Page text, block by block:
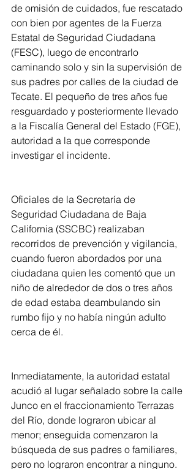
de omisión de cuidados, fue rescatado
con bien por agentes de la Fuerza
Estatal de Seguridad Ciudadana
(FESC), luego de encontrarlo
caminando solo y sin la supervisión de
sus padres por calles de la ciudad de
Tecate. El pequeño de tres años fue
resguardado y posteriormente llevado
a la Fiscalía General del Estado (FGE),
autoridad a la que corresponde
investigar el incidente.
Oficiales de la Secretaría de
Seguridad Ciudadana de Baja
California (SSCBC) realizaban
recorridos de prevención y vigilancia,
cuando fueron abordados por una
ciudadana quien les comentó que un
niño de alrededor de dos o tres años
de edad estaba deambulando sin
rumbo fijo y no había ningún adulto
cerca de él.
Inmediatamente, la autoridad estatal
acudió al lugar señalado sobre la calle
Junco en el fraccionamiento Terrazas
del Río, donde lograron ubicar al
menor; enseguida comenzaron la
búsqueda de sus padres o familiares,
pero no lograron encontrar a ninguno.